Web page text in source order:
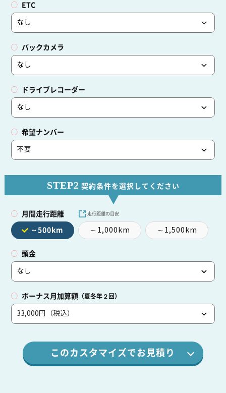
ETC
バックカメラ
ドライブレコーダー
希望ナンバー
STEP2 契約条件を選択してください
月間走行距離 走行距離の目安
～500km ～1,000km ～1,500km
頭金
ボーナス月加算額 （夏冬年２回）
このカスタマイズでお見積り